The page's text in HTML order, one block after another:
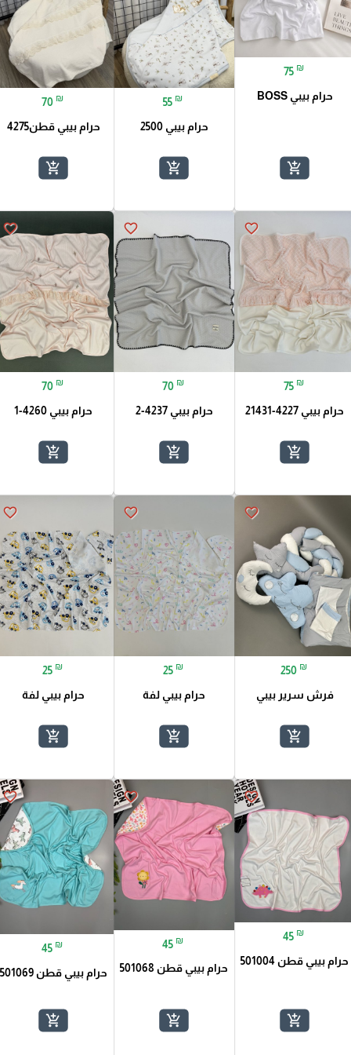
75 ₪
حرام بيبي BOSS
add_shopping_cart
55 ₪
حرام بيبي 2500
add_shopping_cart
70 ₪
حرام بيبي قطن4275
add_shopping_cart
favorite_border
75 ₪
حرام بيبي 4227-21431
add_shopping_cart
favorite_border
70 ₪
حرام بيبي 4237-2
add_shopping_cart
favorite_border
70 ₪
حرام بيبي 4260-1
add_shopping_cart
favorite_border
250 ₪
فرش سرير بيبي
add_shopping_cart
favorite_border
25 ₪
حرام بيبي لفة
add_shopping_cart
favorite_border
25 ₪
حرام بيبي لفة
add_shopping_cart
favorite_border
45 ₪
حرام بيبي قطن 501004
add_shopping_cart
favorite_border
45 ₪
حرام بيبي قطن 501068
add_shopping_cart
favorite_border
45 ₪
حرام بيبي قطن 501069
add_shopping_cart